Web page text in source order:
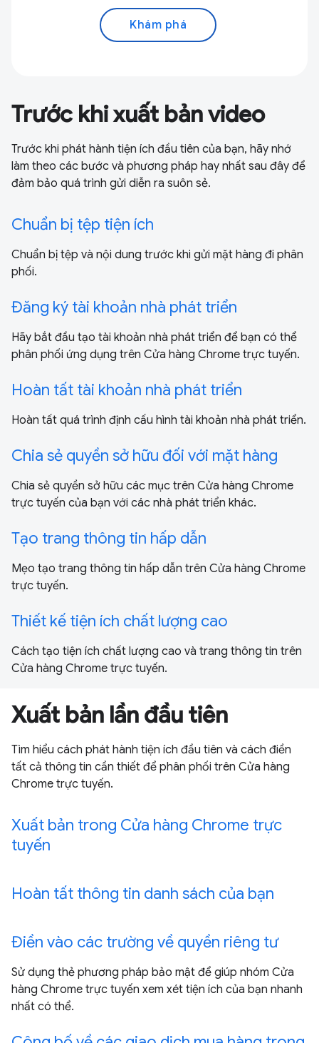
Khám phá
Trước khi xuất bản video
Trước khi phát hành tiện ích đầu tiên của bạn, hãy nhớ
làm theo các bước và phương pháp hay nhất sau đây để
đảm bảo quá trình gửi diễn ra suôn sẻ.
Chuẩn bị tệp tiện ích
Chuẩn bị tệp và nội dung trước khi gửi mặt hàng đi phân
phối.
Đăng ký tài khoản nhà phát triển
Hãy bắt đầu tạo tài khoản nhà phát triển để bạn có thể
phân phối ứng dụng trên Cửa hàng Chrome trực tuyến.
Hoàn tất tài khoản nhà phát triển
Hoàn tất quá trình định cấu hình tài khoản nhà phát triển.
Chia sẻ quyền sở hữu đối với mặt hàng
Chia sẻ quyền sở hữu các mục trên Cửa hàng Chrome
trực tuyến của bạn với các nhà phát triển khác.
Tạo trang thông tin hấp dẫn
Mẹo tạo trang thông tin hấp dẫn trên Cửa hàng Chrome
trực tuyến.
Thiết kế tiện ích chất lượng cao
Cách tạo tiện ích chất lượng cao và trang thông tin trên
Cửa hàng Chrome trực tuyến.
Xuất bản lần đầu tiên
Tìm hiểu cách phát hành tiện ích đầu tiên và cách điền
tất cả thông tin cần thiết để phân phối trên Cửa hàng
Chrome trực tuyến.
Xuất bản trong Cửa hàng Chrome trực
tuyến
Hoàn tất thông tin danh sách của bạn
Điền vào các trường về quyền riêng tư
Sử dụng thẻ phương pháp bảo mật để giúp nhóm Cửa
hàng Chrome trực tuyến xem xét tiện ích của bạn nhanh
nhất có thể.